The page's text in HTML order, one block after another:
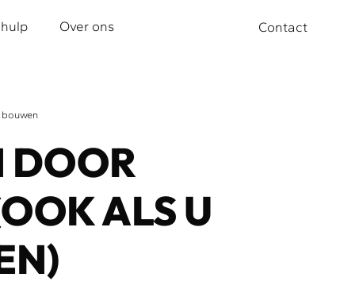
Over ons Contact
DOOR
ALS U